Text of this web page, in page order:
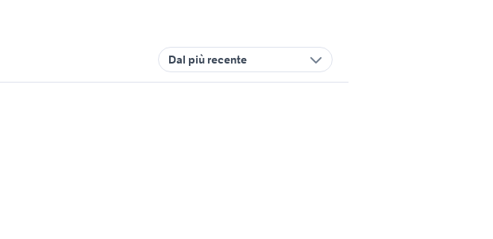
Dal più recente